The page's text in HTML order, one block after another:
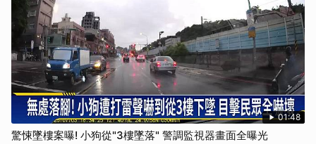
01:48
驚悚墜樓案曝! 小狗從"3樓墜落" 警調監視器畫面全曝光